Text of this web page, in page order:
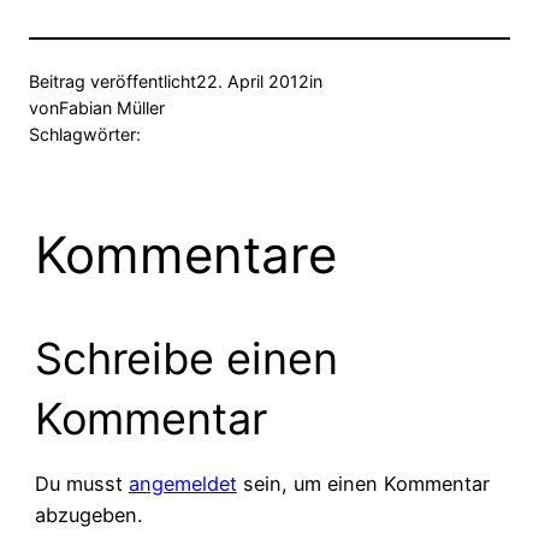
Beitrag veröffentlicht22. April 2012in
vonFabian Müller
Schlagwörter:
Kommentare
Schreibe einen
Kommentar
Du musst angemeldetsein, um einen Kommentar
abzugeben.